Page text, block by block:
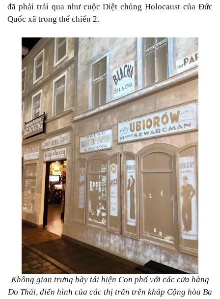
đã phải trải qua như cuộc Diệt chủng Holocaust của Đức
Quốc xã trong thế chiến 2.
Không gian trưng bày tái hiện Con phố với các cửa hàng
Do Thái, điển hình của các thị trấn trên khắp Cộng hòa Ba